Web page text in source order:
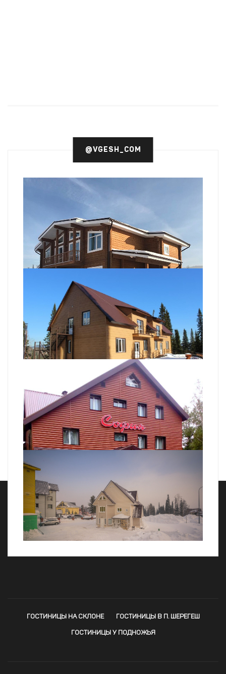
@VGESH_COM
ГОСТИНИЦЫ НА СКЛОНЕ ГОСТИНИЦЫ В П. ШЕРЕГЕШ
ГОСТИНИЦЫ У ПОДНОЖЬЯ